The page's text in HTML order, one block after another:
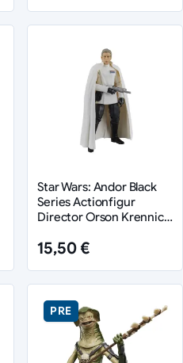
Star Wars: Andor Black
Series Actionfigur
Director Orson Krennic
15,50 €
PRE